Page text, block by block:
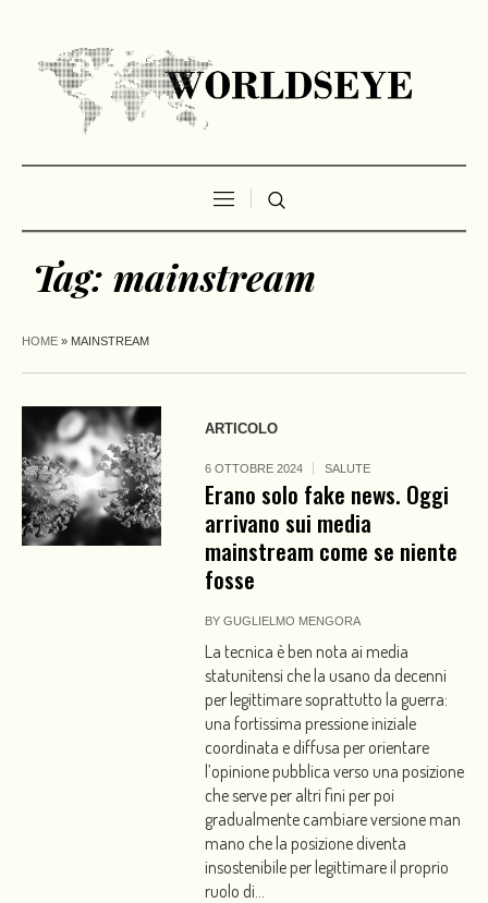
Tag: mainstream
HOME » MAINSTREAM
ARTICOLO
6 OTTOBRE 2024 SALUTE
Erano solo fake news. Oggi
arrivano sui media
mainstream come se niente
fosse
BYGUGLIELMO MENGORA
La tecnica è ben nota ai media
statunitensi che la usano da decenni
per legittimare soprattutto la guerra:
una fortissima pressione iniziale
coordinata e diffusa per orientare
l’opinione pubblica verso una posizione
che serve per altri fini per poi
gradualmente cambiare versione man
mano che la posizione diventa
insostenibile per legittimare il proprio
ruolo di...